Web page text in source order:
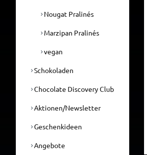
Nougat Pralinés
Marzipan Pralinés
vegan
Schokoladen
Chocolate Discovery Club
Aktionen/Newsletter
Geschenkideen
Angebote